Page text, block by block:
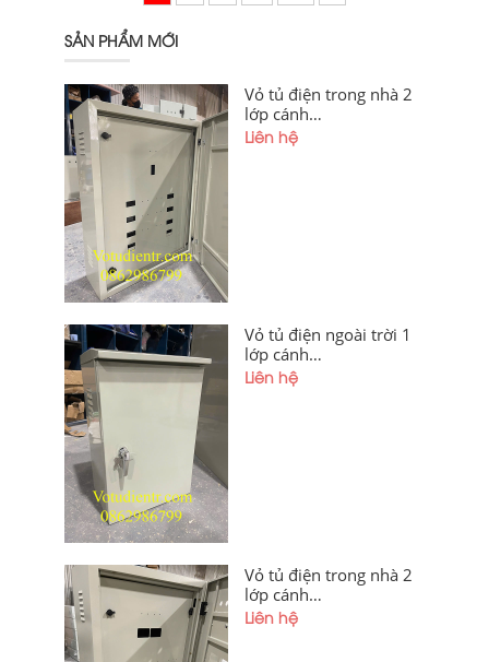
SẢN PHẨM MỚI
Vỏ tủ điện trong nhà 2
lớp cánh
1000x800x300x1,2mm
sơn tĩnh điện cánh
Liên hệ
Vỏ tủ điện ngoài trời 1
lớp cánh
400x300x200x1,2mm
sơn tĩnh điện có hèm
Liên hệ
Vỏ tủ điện trong nhà 2
lớp cánh
1200x600x300x1,2mm
Sơn Tĩnh Điện Giá Tốt
Liên hệ